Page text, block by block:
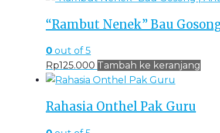
“Rambut Nenek” Bau
0 out of 5
Rp125.000 Tambah ke keranjang
Rahasia Onthel Pak Guru